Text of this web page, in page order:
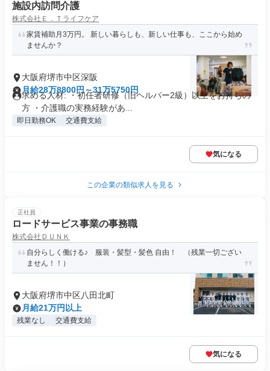
施設内訪問介護
株式会社Ｅ．Ｔライフケア
家賃補助月3万円。 新しい暮らしも、新しい仕事も、ここから始め
ませんか？
大阪府堺市中区深阪
月給28万8800円～31万5750円
求める人材: ・初任者研修（旧ヘルパー2級）以上をお持ちの
方 ・介護職の実務経験があ...
即日勤務OK 交通費支給
気になる
この企業の類似求人を見る
正社員
ロードサービス事業の事務職
株式会社ＤＵＮＫ
自分らしく働ける♪ 服装・髪型・髪色 自由！ （残業一切ござい
ません！！）
大阪府堺市中区八田北町
月給21万円以上
残業なし 交通費支給
気になる